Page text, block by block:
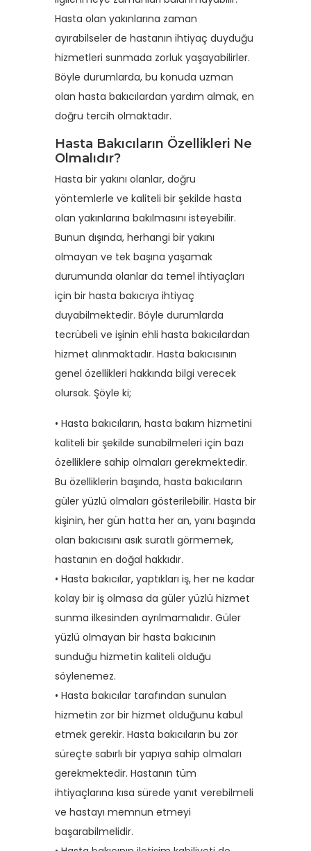
Hasta olan yakınlarına zaman
ayırabilseler de hastanın ihtiyaç duyduğu
hizmetleri sunmada zorluk yaşayabilirler.
Böyle durumlarda, bu konuda uzman
olan hasta bakıcılardan yardım almak, en
doğru tercih olmaktadır.
Hasta Bakıcıların Özellikleri Ne
Olmalıdır?
Hasta bir yakını olanlar, doğru
yöntemlerle ve kaliteli bir şekilde hasta
olan yakınlarına bakılmasını isteyebilir.
Bunun dışında, herhangi bir yakını
olmayan ve tek başına yaşamak
durumunda olanlar da temel ihtiyaçları
için bir hasta bakıcıya ihtiyaç
duyabilmektedir. Böyle durumlarda
tecrübeli ve işinin ehli hasta bakıcılardan
hizmet alınmaktadır. Hasta bakıcısının
genel özellikleri hakkında bilgi verecek
olursak. Şöyle ki;
• Hasta bakıcıların, hasta bakım hizmetini
kaliteli bir şekilde sunabilmeleri için bazı
özelliklere sahip olmaları gerekmektedir.
Bu özelliklerin başında, hasta bakıcıların
güler yüzlü olmaları gösterilebilir. Hasta bir
kişinin, her gün hatta her an, yanı başında
olan bakıcısını asık suratlı görmemek,
hastanın en doğal hakkıdır.
• Hasta bakıcılar, yaptıkları iş, her ne kadar
kolay bir iş olmasa da güler yüzlü hizmet
sunma ilkesinden ayrılmamalıdır. Güler
yüzlü olmayan bir hasta bakıcının
sunduğu hizmetin kaliteli olduğu
söylenemez.
• Hasta bakıcılar tarafından sunulan
hizmetin zor bir hizmet olduğunu kabul
etmek gerekir. Hasta bakıcıların bu zor
süreçte sabırlı bir yapıya sahip olmaları
gerekmektedir. Hastanın tüm
ihtiyaçlarına kısa sürede yanıt verebilmeli
ve hastayı memnun etmeyi
başarabilmelidir.